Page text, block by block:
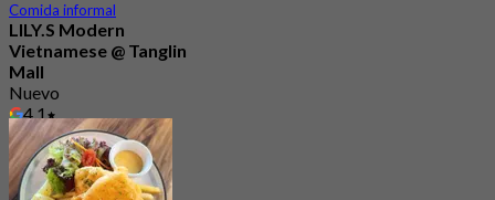
Comida informal
LILY.S Modern
Vietnamese @ Tanglin
Mall
Nuevo
4.1
DesdeS$ 33.75